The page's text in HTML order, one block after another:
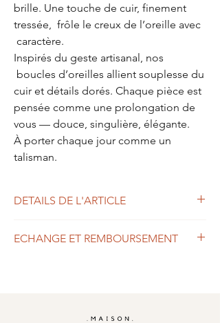
brille. Une touche de cuir, finement
tressée, frôle le creux de l’oreille avec
caractère.
Inspirés du geste artisanal, nos
boucles d’oreilles allient souplesse du
cuir et détails dorés. Chaque pièce est
pensée comme une prolongation de
vous — douce, singulière, élégante.
À porter chaque jour comme un
talisman.
DETAILS DE L'ARTICLE
. Fermoire à vice en alliage de zinc.
ECHANGE ET REMBOURSEMENT